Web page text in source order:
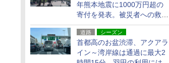
年熊本地震に1000万円超の
寄付を発表。被災者への救援
活動・復旧支援
道路 シーズン
首都高のお盆渋滞、アクアラ
イン～湾岸線は通過に最大2